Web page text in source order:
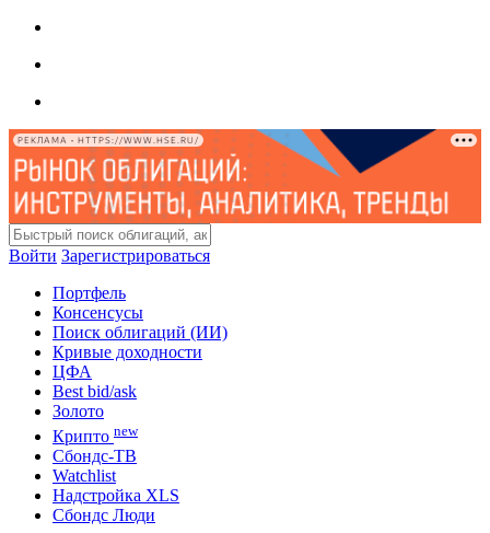
РЕКЛАМА • HTTPS://WWW.HSE.RU/
Войти Зарегистрироваться
Портфель
Консенсусы
Поиск облигаций (ИИ)
Кривые доходности
ЦФА
Best bid/ask
Золото
Крипто new
Сбондс-ТВ
Watchlist
Надстройка XLS
Сбондс Люди